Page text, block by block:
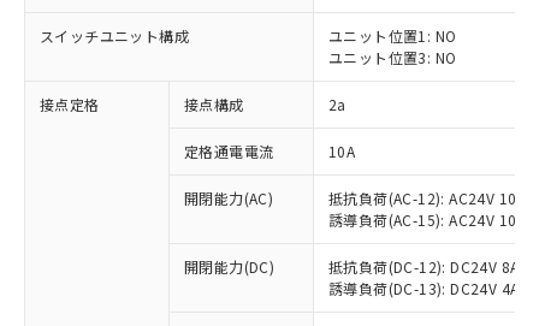
スイッチユニット構成
ユニット位置1: NO
ユニット位置3: NO
接点定格 接点構成 2a
定格通電電流 10A
開閉能力(AC)
抵抗負荷(AC-12): AC24V 10A/
誘導負荷(AC-15): AC24V
開閉能力(DC)
抵抗負荷(DC-12): DC24V 8A/
誘導負荷(DC-13): DC24V 4A/
※1 対応状況
対応済み：EU RoHS指令（10物質）の
非含有に対応した製品が提供可能な商品で
対応予定：EU RoHS指令（10物質）の非含
有に対応した製品に切り替える予定のある